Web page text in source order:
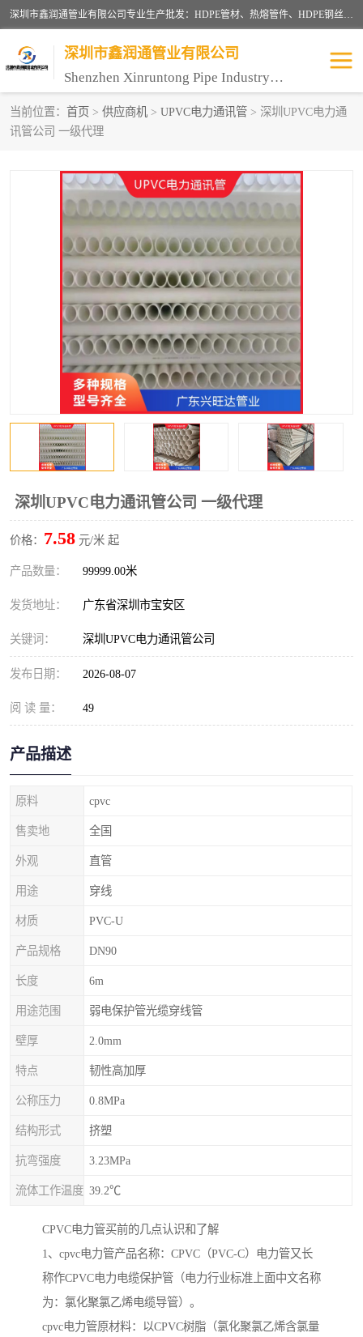
深圳市鑫润通管业有限公司专业生产批发：HDPE管材、热熔管件、HDPE钢丝骨架管、电熔管件、HDPE双壁波纹管、MPP电力管、井盖、PVC管材管件、PPR管材管件等；公司自创建以来，始终秉承“团结、务实、创新、守信”的服务宗旨，凭借专业的服务以及多年的勤奋拼搏，发展成为一家专业销售各种管材管件，绝缘电工套管及配件等系列产品的贸易公司。
深圳市鑫润通管业有限公司
Shenzhen Xinruntong Pipe Industry Co., Ltd
当前位置： 首页 > 供应商机 > UPVC电力通讯管 > 深圳UPVC电力通
讯管公司 一级代理
深圳UPVC电力通讯管公司 一级代理
价格： 7.58 元/米 起
产品数量： 99999.00米
发货地址： 广东省深圳市宝安区
关键词： 深圳UPVC电力通讯管公司
发布日期： 2026-08-07
阅 读 量： 49
产品描述
原料 cpvc
售卖地 全国
外观 直管
用途 穿线
材质 PVC-U
产品规格 DN90
长度 6m
用途范围 弱电保护管光缆穿线管
壁厚 2.0mm
特点 韧性高加厚
公称压力 0.8MPa
结构形式 挤塑
抗弯强度 3.23MPa
流体工作温度 39.2℃
CPVC电力管买前的几点认识和了解
1、cpvc电力管产品名称：CPVC（PVC-C）电力管又长
称作CPVC电力电缆保护管（电力行业标准上面中文名称
为：氯化聚氯乙烯电缆导管）。
cpvc电力管原材料：以CPVC树脂（氯化聚氯乙烯含氯量
HDPE管材给水管
HDPE双壁波纹管 HDPE电力通讯管
UPVC电力通讯管 MPP电力通信管
联塑PVC管 联塑PPR管
联塑PE管 联塑家装红蓝线管